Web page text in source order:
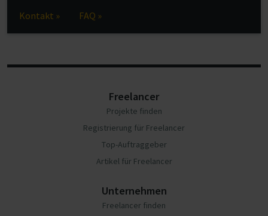
Kontakt » FAQ »
Freelancer
Projekte finden
Registrierung für Freelancer
Top-Auftraggeber
Artikel für Freelancer
Unternehmen
Freelancer finden